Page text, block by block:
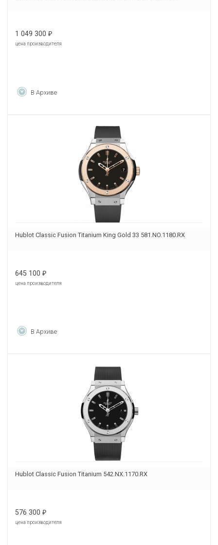
1 049 300 ₽
цена производителя
В Архиве
Hublot Classic Fusion Titanium King Gold 33 581.NO.1180.RX
645 100 ₽
цена производителя
В Архиве
Hublot Classic Fusion Titanium 542.NX.1170.RX
576 300 ₽
цена производителя